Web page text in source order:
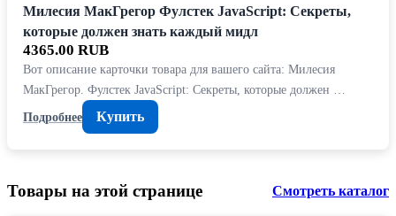
Милесия МакГрегор Фулстек JavaScript: Секреты,
которые должен знать каждый мидл
4365.00 RUB
Вот описание карточки товара для вашего сайта: Милесия
МакГрегор. Фулстек JavaScript: Секреты, которые должен …
Подробнее
Купить
Товары на этой странице Смотреть каталог